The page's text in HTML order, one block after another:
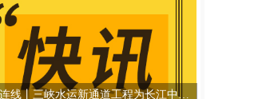
专家连线丨三峡水运新通道工程为长江中游地区打开对外开放空间